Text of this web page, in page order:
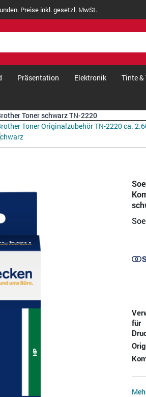
Preise inkl. gesetzl. MwSt.
Präsentation Elektronik Tinte &
Toner schwarz TN-2220
Toner Originalzubehör TN-2220 ca.
für